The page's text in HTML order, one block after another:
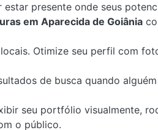
presente onde seus
em Aparecida de Goiânia
Otimize seu perfil com
de busca quando
seu portfólio visualmente,
o público.